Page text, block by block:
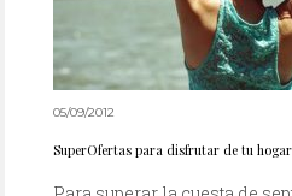
05/09/2012
SuperOfertas para disfrutar de tu hogar